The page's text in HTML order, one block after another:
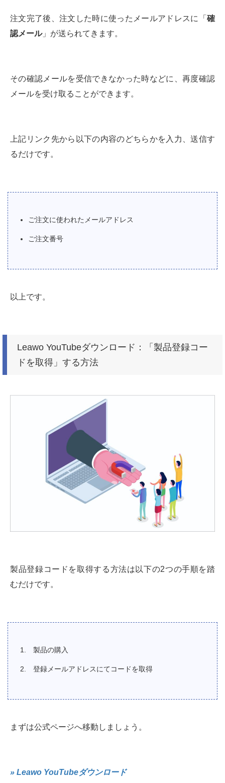
注文完了後、注文した時に使ったメールアドレスに「 確
認メール」が送られてきます。
その確認メールを受信できなかった時などに、再度確認
メールを受け取ることができます。
上記リンク先から以下の内容のどちらかを入力、送信す
るだけです。
ご注文に使われたメールアドレス
ご注文番号
以上です。
Leawo YouTubeダウンロード：「製品登録コー
ドを取得」する方法
製品登録コードを取得する方法は以下の2つの手順を踏
むだけです。
製品の購入
登録メールアドレスにてコードを取得
まずは公式ページへ移動しましょう。
» Leawo YouTubeダウンロード